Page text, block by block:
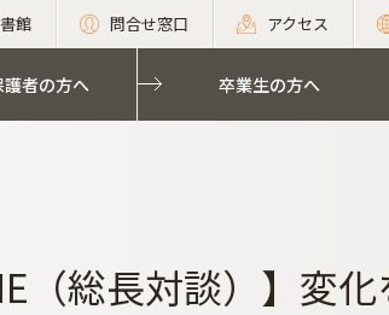
館 問合せ窓口 アクセス
者の方へ 卒業生の方へ
（総長対談）】変